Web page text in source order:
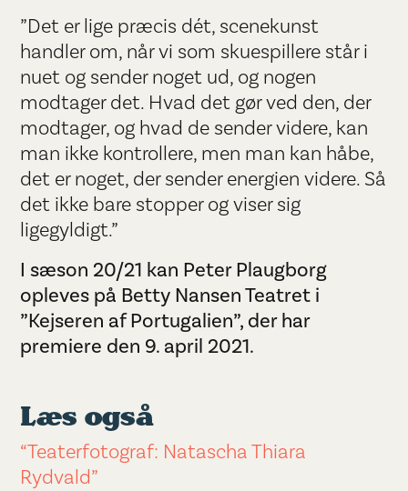
”Det er lige præcis dét, scenekunst
handler om, når vi som skuespillere står i
nuet og sender noget ud, og nogen
modtager det. Hvad det gør ved den, der
modtager, og hvad de sender videre, kan
man ikke kontrollere, men man kan håbe,
det er noget, der sender energien videre. Så
det ikke bare stopper og viser sig
ligegyldigt.”
I sæson 20/21 kan Peter Plaugborg
opleves på Betty Nansen Teatret i
”Kejseren af Portugalien”, der har
premiere den 9. april 2021.
Læs også
“Teaterfotograf: Natascha Thiara
Rydvald”